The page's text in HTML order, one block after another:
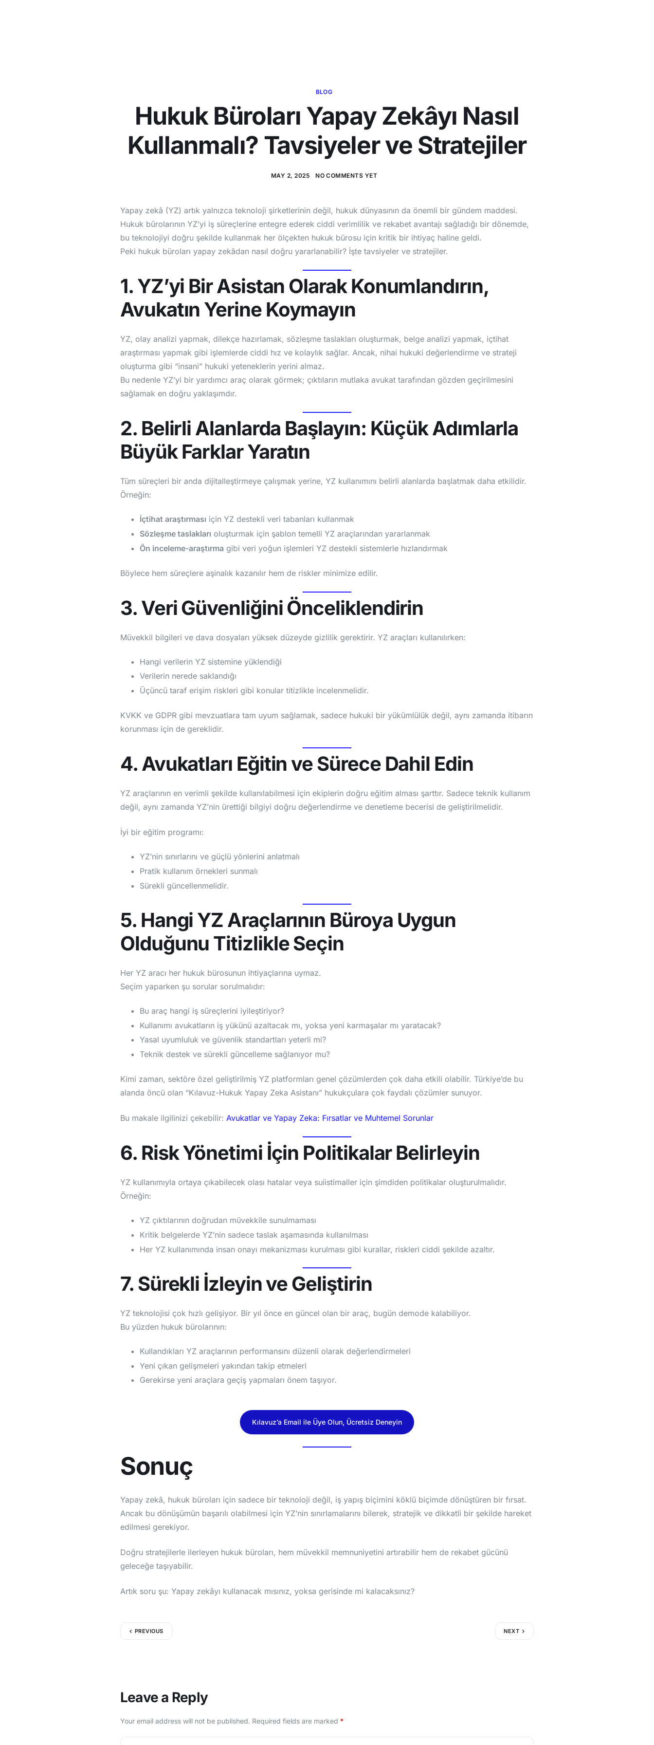
BLOG
Hukuk Büroları Yapay Zekâyı Nasıl
Kullanmalı? Tavsiyeler ve Stratejiler
MAY 2, 2025 NO COMMENTS YET
Yapay zekâ (YZ) artık yalnızca teknoloji şirketlerinin değil, hukuk dünyasının da önemli bir gündem maddesi.
Hukuk bürolarının YZ’yi iş süreçlerine entegre ederek ciddi verimlilik ve rekabet avantajı sağladığı bir dönemde,
bu teknolojiyi doğru şekilde kullanmak her ölçekten hukuk bürosu için kritik bir ihtiyaç haline geldi.
Peki hukuk büroları yapay zekâdan nasıl doğru yararlanabilir? İşte tavsiyeler ve stratejiler.
1. YZ’yi Bir Asistan Olarak Konumlandırın,
Avukatın Yerine Koymayın
YZ, olay analizi yapmak, dilekçe hazırlamak, sözleşme taslakları oluşturmak, belge analizi yapmak, içtihat
araştırması yapmak gibi işlemlerde ciddi hız ve kolaylık sağlar. Ancak, nihai hukuki değerlendirme ve strateji
oluşturma gibi “insani” hukuki yeteneklerin yerini almaz.
Bu nedenle YZ’yi bir yardımcı araç olarak görmek; çıktıların mutlaka avukat tarafından gözden geçirilmesini
sağlamak en doğru yaklaşımdır.
2. Belirli Alanlarda Başlayın: Küçük Adımlarla
Büyük Farklar Yaratın
Tüm süreçleri bir anda dijitalleştirmeye çalışmak yerine, YZ kullanımını belirli alanlarda başlatmak daha etkilidir.
Örneğin:
İçtihat araştırması için YZ destekli veri tabanları kullanmak
Sözleşme taslakları oluşturmak için şablon temelli YZ araçlarından yararlanmak
Ön inceleme-araştırma gibi veri yoğun işlemleri YZ destekli sistemlerle hızlandırmak
Böylece hem süreçlere aşinalık kazanılır hem de riskler minimize edilir.
3. Veri Güvenliğini Önceliklendirin
Müvekkil bilgileri ve dava dosyaları yüksek düzeyde gizlilik gerektirir. YZ araçları kullanılırken:
Hangi verilerin YZ sistemine yüklendiği
Verilerin nerede saklandığı
Üçüncü taraf erişim riskleri gibi konular titizlikle incelenmelidir.
KVKK ve GDPR gibi mevzuatlara tam uyum sağlamak, sadece hukuki bir yükümlülük değil, aynı zamanda itibarın
korunması için de gereklidir.
4. Avukatları Eğitin ve Sürece Dahil Edin
YZ araçlarının en verimli şekilde kullanılabilmesi için ekiplerin doğru eğitim alması şarttır. Sadece teknik kullanım
değil, aynı zamanda YZ’nin ürettiği bilgiyi doğru değerlendirme ve denetleme becerisi de geliştirilmelidir.
İyi bir eğitim programı:
YZ’nin sınırlarını ve güçlü yönlerini anlatmalı
Pratik kullanım örnekleri sunmalı
Sürekli güncellenmelidir.
5. Hangi YZ Araçlarının Büroya Uygun
Olduğunu Titizlikle Seçin
Her YZ aracı her hukuk bürosunun ihtiyaçlarına uymaz.
Seçim yaparken şu sorular sorulmalıdır:
Bu araç hangi iş süreçlerini iyileştiriyor?
Kullanımı avukatların iş yükünü azaltacak mı, yoksa yeni karmaşalar mı yaratacak?
Yasal uyumluluk ve güvenlik standartları yeterli mi?
Teknik destek ve sürekli güncelleme sağlanıyor mu?
Kimi zaman, sektöre özel geliştirilmiş YZ platformları genel çözümlerden çok daha etkili olabilir. Türkiye’de bu
alanda öncü olan “Kılavuz-Hukuk Yapay Zeka Asistanı” hukukçulara çok faydalı çözümler sunuyor.
Bu makale ilgilinizi çekebilir: Avukatlar ve Yapay Zeka: Fırsatlar ve Muhtemel Sorunlar
6. Risk Yönetimi İçin Politikalar Belirleyin
YZ kullanımıyla ortaya çıkabilecek olası hatalar veya suiistimaller için şimdiden politikalar oluşturulmalıdır.
Örneğin:
YZ çıktılarının doğrudan müvekkile sunulmaması
Kritik belgelerde YZ’nin sadece taslak aşamasında kullanılması
Her YZ kullanımında insan onayı mekanizması kurulması gibi kurallar, riskleri ciddi şekilde azaltır.
7. Sürekli İzleyin ve Geliştirin
YZ teknolojisi çok hızlı gelişiyor. Bir yıl önce en güncel olan bir araç, bugün demode kalabiliyor.
Bu yüzden hukuk bürolarının:
Kullandıkları YZ araçlarının performansını düzenli olarak değerlendirmeleri
Yeni çıkan gelişmeleri yakından takip etmeleri
Gerekirse yeni araçlara geçiş yapmaları önem taşıyor.
Kılavuz’a Email ile Üye Olun, Ücretsiz Deneyin
Sonuç
Yapay zekâ, hukuk büroları için sadece bir teknoloji değil, iş yapış biçimini köklü biçimde dönüştüren bir fırsat.
Ancak bu dönüşümün başarılı olabilmesi için YZ’nin sınırlamalarını bilerek, stratejik ve dikkatli bir şekilde hareket
edilmesi gerekiyor.
Doğru stratejilerle ilerleyen hukuk büroları, hem müvekkil memnuniyetini artırabilir hem de rekabet gücünü
geleceğe taşıyabilir.
Artık soru şu: Yapay zekâyı kullanacak mısınız, yoksa gerisinde mi kalacaksınız?
PREVIOUS NEXT
Leave a Reply
Your email address will not be published. Required fields are marked *